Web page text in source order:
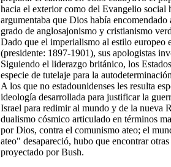
hacia el exterior como del Evangelio
argumentaba que Dios había
grado de anglosajonismo y cristianismo
Dado que el imperialismo al estilo europeo
(presidente: 1897-1901), sus apologistas
Siguiendo el liderazgo británico, los
especie de tutelaje para la
A los que no estadounidenses les resulta
ideología desarrollada para justificar la
Israel para redimir al mundo y de la nueva
dualismo cósmico articulado en términos
por Dios, contra el comunismo ateo; el
ateo" desapareció, hubo que encontrar
proyectado por Bush.